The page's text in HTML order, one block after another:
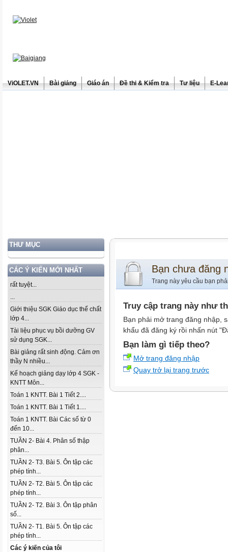
ViOLET.VN Bài giảng Giáo án Đề thi & Kiểm tra Tư liệu E-
THƯ MỤC
CÁC Ý KIẾN MỚI NHẤT
rất tuyệt...
...
Giới thiệu SGK Giáo dục thể chất
lớp 4...
Tài liệu phục vụ bồi dưỡng GV
sử dụng SGK...
Bài giảng rất sinh động. Cảm ơn
thầy N nhiều...
Kế hoạch giảng dạy lớp 4 SGK -
KNTT Môn...
Toán 1 KNTT. Bài 1 Tiết 2....
Toán 1 KNTT. Bài 1 Tiết 1....
Toán 1 KNTT. Bài Các số từ 0
đến 10...
TUẦN 2- Bài 4. Phân số thập
phân...
TUẦN 2- T3. Bài 5. Ôn tập các
phép tính...
TUẦN 2- T2. Bài 5. Ôn tập các
phép tính...
TUẦN 2- T2. Bài 3. Ôn tập phân
số...
TUẦN 2- T1. Bài 5. Ôn tập các
phép tính...
Các ý kiến của tôi
Bạn chưa đăng
Trang này yêu cầu bạn
Truy cập trang này như
Bạn phải mở trang đăng nhập,
khẩu đã đăng ký rồi nhấn nút
Bạn làm gì tiếp theo?
Mở trang đăng nhập
Quay trở lại trang trước